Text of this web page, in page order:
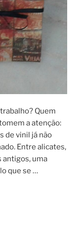
Quem
a atenção:
de vinil já não
Entre alicates,
antigos, uma
que se …